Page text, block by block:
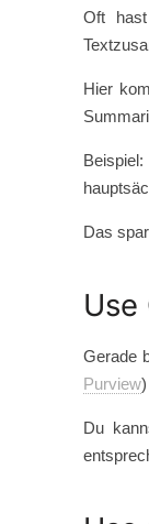
Oft
Hier
Das
Use
Gerade
Purview
Du